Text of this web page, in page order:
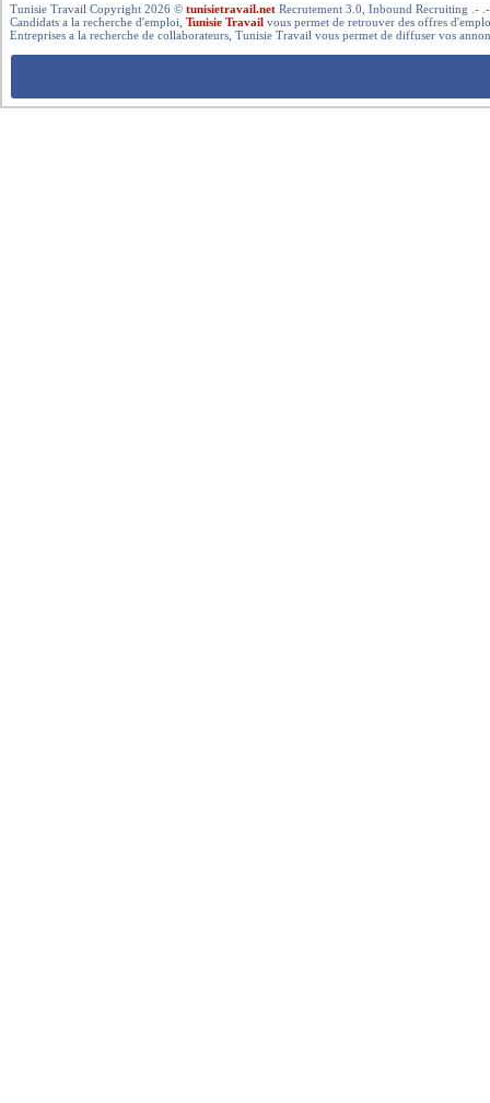
Tunisie Travail Copyright 2026 ©tunisietravail.net Recrutement 3.0, Inbound Recruiting .-
Candidats a la recherche d'emploi,Tunisie Travail vous permet de retrouver des offres
Entreprises a la recherche de collaborateurs, Tunisie Travail vous permet de diffuser vos